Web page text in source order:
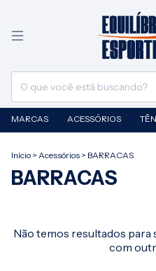
MARCAS ACESSÓRIOS
Início > Acessórios > BARRACAS
BARRACAS
Não temos resultados para
com